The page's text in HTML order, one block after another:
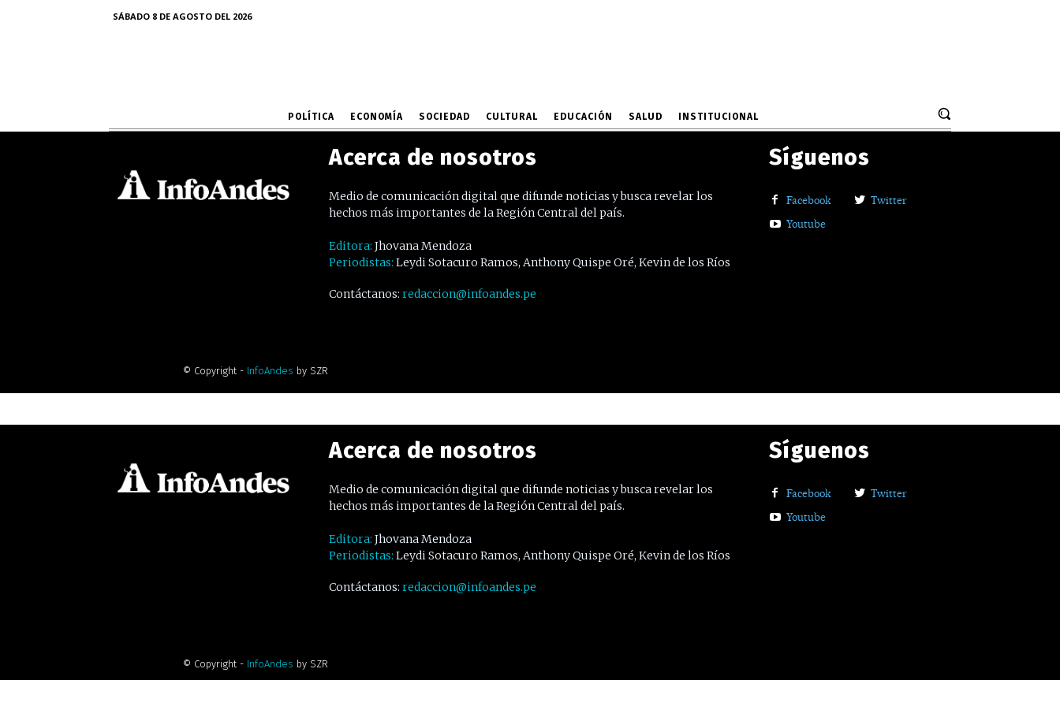
SÁBADO 8 DE AGOSTO DEL 2026
POLÍTICA ECONOMÍA SOCIEDAD CULTURAL EDUCACIÓN SALUD INSTITUCIONAL
Acerca de nosotros
Medio de comunicación digital que difunde noticias y busca revelar los
hechos más importantes de la Región Central del país.
Editora: Jhovana Mendoza
Periodistas: Leydi Sotacuro Ramos, Anthony Quispe Oré, Kevin de los Ríos
Contáctanos: redaccion@infoandes.pe
Síguenos
Facebook
Twitter
Youtube
© Copyright - InfoAndes by SZR
Acerca de nosotros
Medio de comunicación digital que difunde noticias y busca revelar los
hechos más importantes de la Región Central del país.
Editora: Jhovana Mendoza
Periodistas: Leydi Sotacuro Ramos, Anthony Quispe Oré, Kevin de los Ríos
Contáctanos: redaccion@infoandes.pe
Síguenos
Facebook
Twitter
Youtube
© Copyright - InfoAndes by SZR